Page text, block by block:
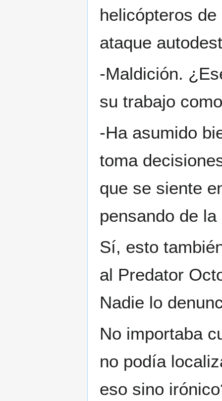
helicópteros
ataque
-Maldición.
su trabajo
-Ha asumido
toma
que se siente
pensando de
Sí, esto
al Predator
Nadie lo
No importaba
no podía
eso sino